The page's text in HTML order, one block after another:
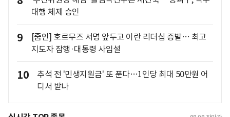
대행 체제 승인
9
[줌인] 호르무즈 서명 앞두고 이란 리더십 증발… 최고
지도자 잠행·대통령 사임설
10
추석 전 '민생지원금' 또 푼다…1인당 최대 50만원 어
디서 받나